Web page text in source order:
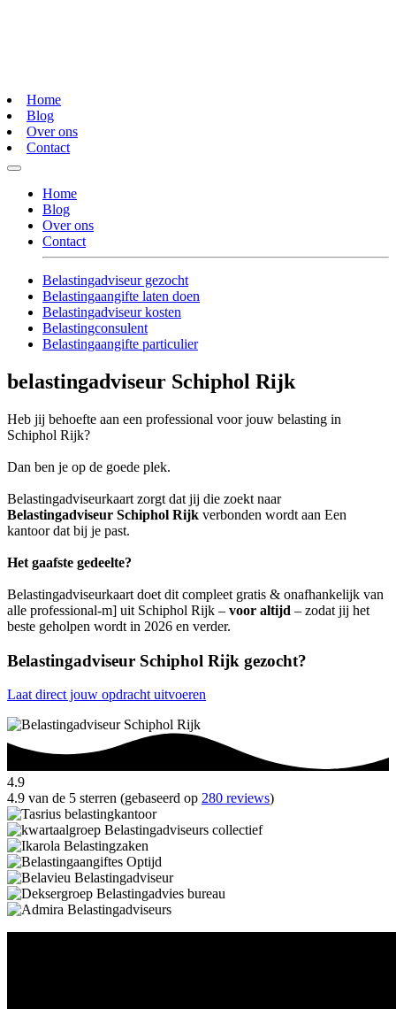
Home
Blog
Over ons
Contact
Home
Blog
Over ons
Contact
Belastingadviseur gezocht
Belastingaangifte laten doen
Belastingadviseur kosten
Belastingconsulent
Belastingaangifte particulier
belastingadviseur Schiphol Rijk
Heb jij behoefte aan een professional voor jouw belasting in
Schiphol Rijk?
Dan ben je op de goede plek.
Belastingadviseurkaart zorgt dat jij die zoekt naar
Belastingadviseur Schiphol Rijk verbonden wordt aan Een
kantoor dat bij je past.
Het gaafste gedeelte?
Belastingadviseurkaart doet dit compleet gratis & onafhankelijk van
alle professional-m] uit Schiphol Rijk – voor altijd – zodat jij het
beste geholpen wordt in 2026 en verder.
Belastingadviseur Schiphol Rijk gezocht?
Laat direct jouw opdracht uitvoeren
4.9
4.9 van de 5 sterren (gebaseerd op 280 reviews)